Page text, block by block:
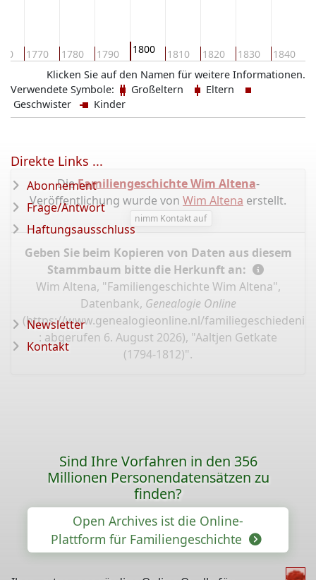
1770 1780 1790 1800 1810 1820 1830 1840
Klicken Sie auf den Namen für weitere Informationen.
Verwendete Symbole:
Großeltern
Eltern
Geschwister
Kinder
DieFamiliengeschichte Wim Altena-
Veröffentlichung wurde von Wim Altena erstellt.
nimm Kontakt auf
Geben Sie beim Kopieren von Daten aus diesem
Stammbaum bitte die Herkunft an:
Wim Altena, "Familiengeschichte Wim Altena",
Datenbank, Genealogie Online
(https://www.genealogieonline.nl/
: abgerufen 6. August 2026), "Aaltjen Getkate
(1794-1812)".
Direkte Links ...
Abonnement
Frage/Antwort
Haftungsausschluss
Newsletter
Kontakt
Sind Ihre Vorfahren in den 356
Millionen Personendatensätzen zu
finden?
Open Archives ist die Online-
Plattform für Familiengeschichte